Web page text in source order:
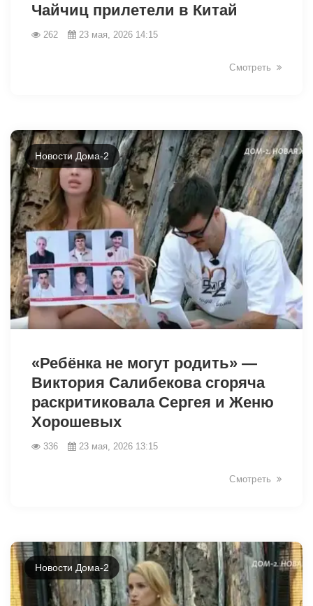
Чайчиц прилетели в Китай
262 23 мая, 2026 14:15
Смотреть
Новости Дома-2
«Ребёнка не могут родить» —
Виктория Салибекова сгоряча
раскритиковала Сергея и Женю
Хорошевых
336 23 мая, 2026 13:15
Смотреть
Новости Дома-2